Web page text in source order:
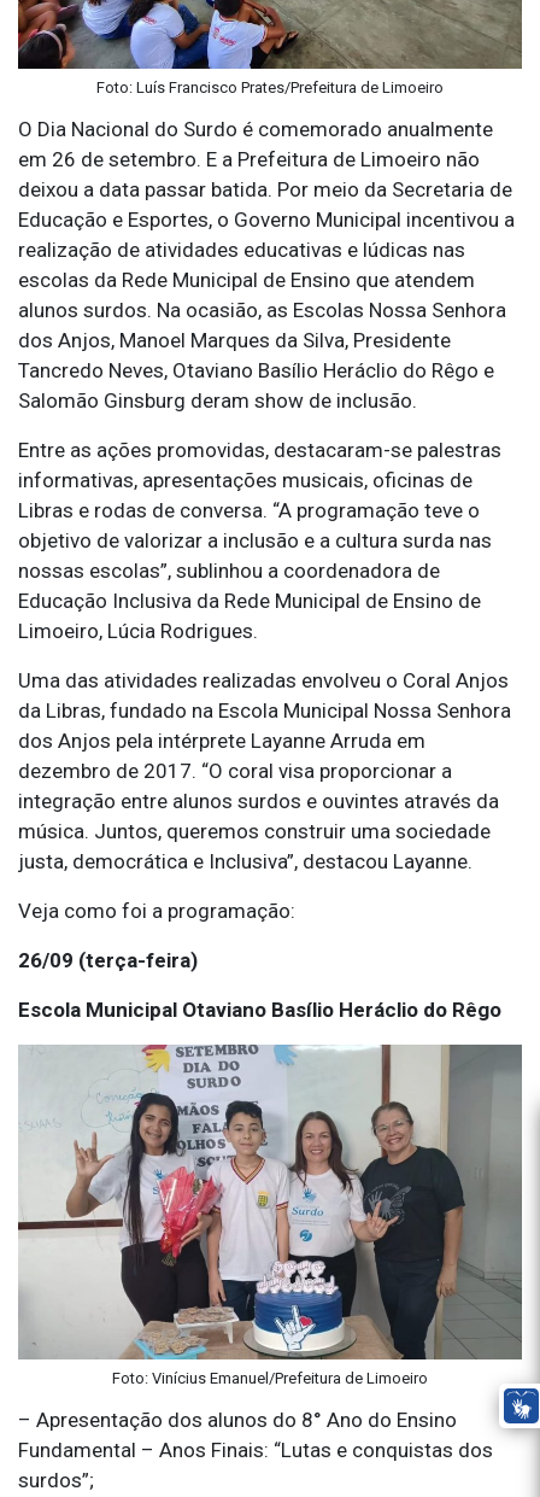
Foto: Luís Francisco Prates/Prefeitura de Limoeiro
O Dia Nacional do Surdo é comemorado anualmente
em 26 de setembro. E a Prefeitura de Limoeiro não
deixou a data passar batida. Por meio da Secretaria de
Educação e Esportes, o Governo Municipal incentivou a
realização de atividades educativas e lúdicas nas
escolas da Rede Municipal de Ensino que atendem
alunos surdos. Na ocasião, as Escolas Nossa Senhora
dos Anjos, Manoel Marques da Silva, Presidente
Tancredo Neves, Otaviano Basílio Heráclio do Rêgo e
Salomão Ginsburg deram show de inclusão.
Entre as ações promovidas, destacaram-se palestras
informativas, apresentações musicais, oficinas de
Libras e rodas de conversa. “A programação teve o
objetivo de valorizar a inclusão e a cultura surda nas
nossas escolas”, sublinhou a coordenadora de
Educação Inclusiva da Rede Municipal de Ensino de
Limoeiro, Lúcia Rodrigues.
Uma das atividades realizadas envolveu o Coral Anjos
da Libras, fundado na Escola Municipal Nossa Senhora
dos Anjos pela intérprete Layanne Arruda em
dezembro de 2017. “O coral visa proporcionar a
integração entre alunos surdos e ouvintes através da
música. Juntos, queremos construir uma sociedade
justa, democrática e Inclusiva”, destacou Layanne.
Veja como foi a programação:
26/09 (terça-feira)
Escola Municipal Otaviano Basílio Heráclio do Rêgo
Foto: Vinícius Emanuel/Prefeitura de Limoeiro
– Apresentação dos alunos do 8° Ano do Ensino
Fundamental – Anos Finais: “Lutas e conquistas dos
surdos”;